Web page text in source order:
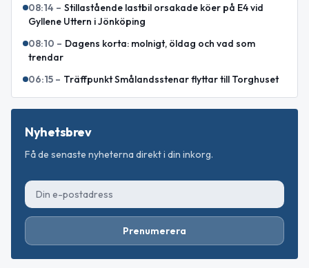
08:14 – Stillastående lastbil orsakade köer på E4 vid
Gyllene Uttern i Jönköping
08:10 – Dagens korta: molnigt, öldag och vad som
trendar
06:15 – Träffpunkt Smålandsstenar flyttar till Torghuset
Nyhetsbrev
Få de senaste nyheterna direkt i din inkorg.
Prenumerera